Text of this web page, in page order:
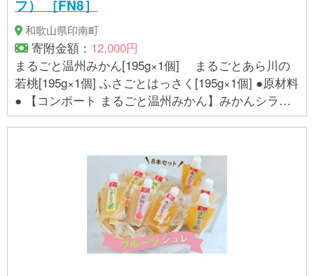
産）〕、寒天加工品（ぶどう糖、寒天、こんにゃく
粉）／酸化防止剤（ビタミンＣ）、酸味料 【賞味期
限 】 製造日より180日 【アレルギー】 キウイフル
ーツ、もも ※ 表示内容に関しては各事業者の指定に
基づき掲載しており、一切の内容を保証するもので
はございません。 ※ご不明の点がございましたら事業
者まで直接お問い合わせ下さい。
レルギー】 もも 洋酒は商品に加味しているのではな
く、原材料（若桃）の一部に使用しております。ア
ルコール度数はほとんどございませんが、アルコー
ルに過敏な方や、乳幼児のお子様がお召し上がりに
なる際はどうぞご注意下さいませ。 ※ 表示内容に関
しては各事業者の指定に基づき掲載しており、一切
の内容を保証するものではございません。 ※ご不明の
点がございましたら事業者まで直接お問い合わせ下
フ） ［FN8］
和歌山県印南町
寄附金額： 12,000円
まるごと温州みかん[195g×1個] まるごとあら川の
若桃[195g×1個] ふさごとはっさく[195g×1個] ●原材料
● 【コンポート まるごと温州みかん】みかんシラッ
プ漬け[うんしゅうみかん(和歌山県産)、みかん果汁
ル化剤(増粘多糖類)、酸味料、酸化防止剤(ビタミン
C) 【コンポート まるごとあら川の若桃】若桃(和
歌山県産)、砂糖、洋酒/ゲル化剤(増粘多糖類)、酸味
料、香料、酸化防止剤(ビタミンC)、(一部にももを含
む) 【コンポート ふさごとはっさく】はっさくシ
ラップ漬け[はっさく(和歌山県産)、砂糖]、砂糖/ゲル
化剤(増粘多糖類)、酸味料、酸化防止剤(ビタミンC)